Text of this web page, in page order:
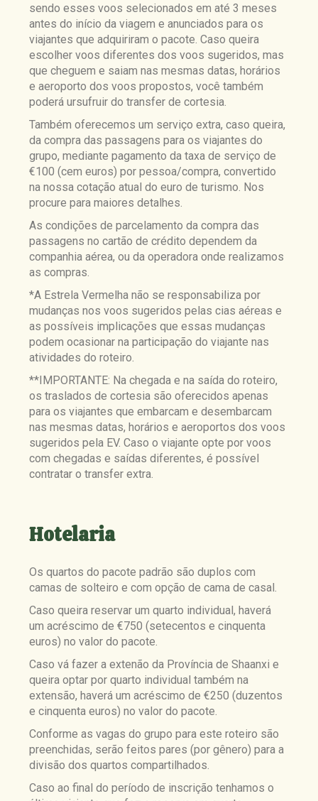
sendo esses voos selecionados em até 3 meses
antes do início da viagem e anunciados para os
viajantes que adquiriram o pacote. Caso queira
escolher voos diferentes dos voos sugeridos, mas
que cheguem e saiam nas mesmas datas, horários
e aeroporto dos voos propostos, você também
poderá ursufruir do transfer de cortesia.
Também oferecemos um serviço extra, caso queira,
da compra das passagens para os viajantes do
grupo, mediante pagamento da taxa de serviço de
€100 (cem euros) por pessoa/compra, convertido
na nossa cotação atual do euro de turismo. Nos
procure para maiores detalhes.
As condições de parcelamento da compra das
passagens no cartão de crédito dependem da
companhia aérea, ou da operadora onde realizamos
as compras.
*A Estrela Vermelha não se responsabiliza por
mudanças nos voos sugeridos pelas cias aéreas e
as possíveis implicações que essas mudanças
podem ocasionar na participação do viajante nas
atividades do roteiro.
**IMPORTANTE: Na chegada e na saída do roteiro,
os traslados de cortesia são oferecidos apenas
para os viajantes que embarcam e desembarcam
nas mesmas datas, horários e aeroportos dos voos
sugeridos pela EV. Caso o viajante opte por voos
com chegadas e saídas diferentes, é possível
contratar o transfer extra.
Hotelaria
Os quartos do pacote padrão são duplos com
camas de solteiro e com opção de cama de casal.
Caso queira reservar um quarto individual, haverá
um acréscimo de €750 (setecentos e cinquenta
euros) no valor do pacote.
Caso vá fazer a extenão da Província de Shaanxi e
queira optar por quarto individual também na
extensão, haverá um acréscimo de €250 (duzentos
e cinquenta euros) no valor do pacote.
Conforme as vagas do grupo para este roteiro são
preenchidas, serão feitos pares (por gênero) para a
divisão dos quartos compartilhados.
Caso ao final do período de inscrição tenhamos o